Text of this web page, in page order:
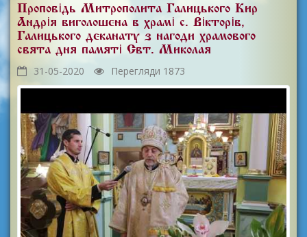
Проповідь Митрополита Галицького Кир
Андрія виголошена в храмі с. Вікторів,
Галицького деканату з нагоди храмового
свята дня памяті Свт. Миколая
31-05-2020 Перегляди 1873